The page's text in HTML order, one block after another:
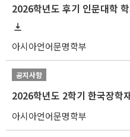
2026학년도 후기 인문대학
아시아언어문명학부
공지사항
아시아언어문명학부